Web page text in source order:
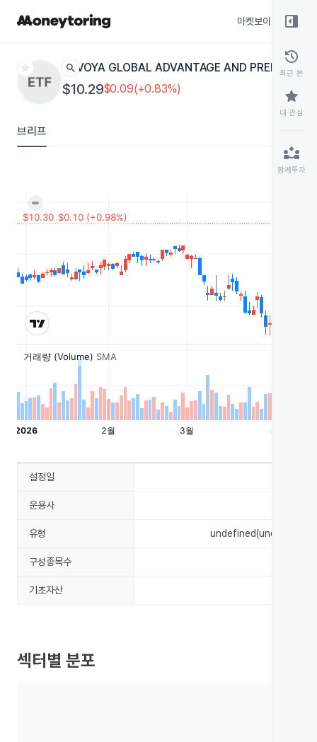
마켓보이스
star search VOYA GLOBAL ADVANTAGE AND PREMIUM
$10.29$0.09(+0.83%)
브리프
right_panel_open
history
최근 본
star
내 관심
partner_exchange
함께투자